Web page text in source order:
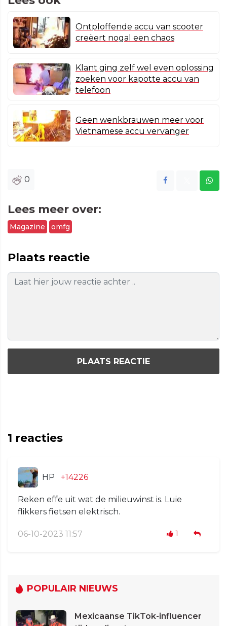
Ontploffende accu van scooter
creëert nogal een chaos
Klant ging zelf wel even oplossing
zoeken voor kapotte accu van
telefoon
Geen wenkbrauwen meer voor
Vietnamese accu vervanger
0
Lees meer over:
Magazine omfg
Plaats reactie
PLAATS REACTIE
1 reacties
HP +14226
Reken effe uit wat de milieuwinst is. Luie
flikkers fietsen elektrisch.
06-10-2023 11:57 1
POPULAIR NIEUWS
Mexicaanse TikTok-influencer